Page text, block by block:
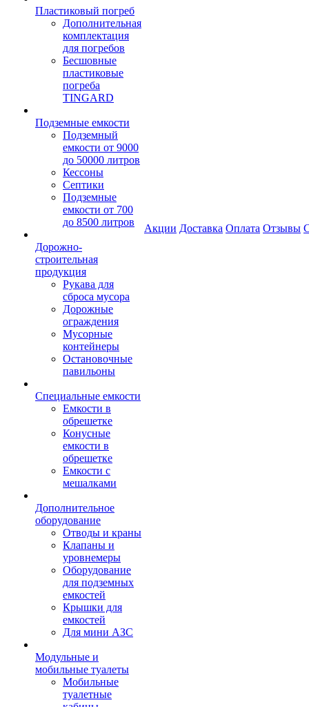
Пластиковый погреб
Дополнительная
комплектация
для погребов
Бесшовные
пластиковые
погреба
TINGARD
Подземные емкости
Подземный
емкости от 9000
до 50000 литров
Кессоны
Септики
Подземные
емкости от 700
до 8500 литров
Дорожно-
строительная
продукция
Рукава для
сброса мусора
Дорожные
ограждения
Мусорные
контейнеры
Остановочные
павильоны
Специальные емкости
Емкости в
обрешетке
Конусные
емкости в
обрешетке
Емкости с
мешалками
Дополнительное
оборудование
Отводы и краны
Клапаны и
уровнемеры
Оборудование
для подземных
емкостей
Крышки для
емкостей
Для мини АЗС
Модульные и
мобильные туалеты
Мобильные
туалетные
Акции Доставка Оплата Отзывы